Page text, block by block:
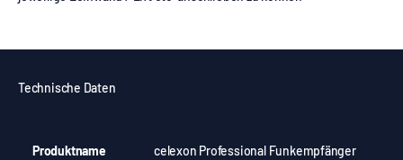
Technische Daten
Produktname celexon Professional Funkempfänger